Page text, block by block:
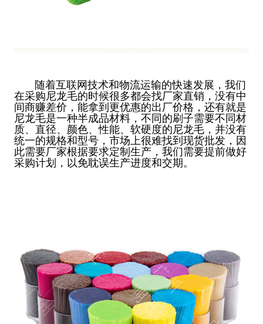
随着互联网技术和物流运输的快速发展，我们
在采购尼龙毛的时候很多都会找厂家直销，没有中
间商赚差价，能拿到更优惠的出厂价格，还有就是
尼龙毛是一种半成品材料，不同的刷子需要不同材
质、直径、颜色、性能、软硬度的尼龙毛，并没有
统一的规格和型号，市场上很难找到现货批发，因
此需要厂家根据要求定制生产，我们需要提前做好
采购计划，以免耽误生产进度和交期。